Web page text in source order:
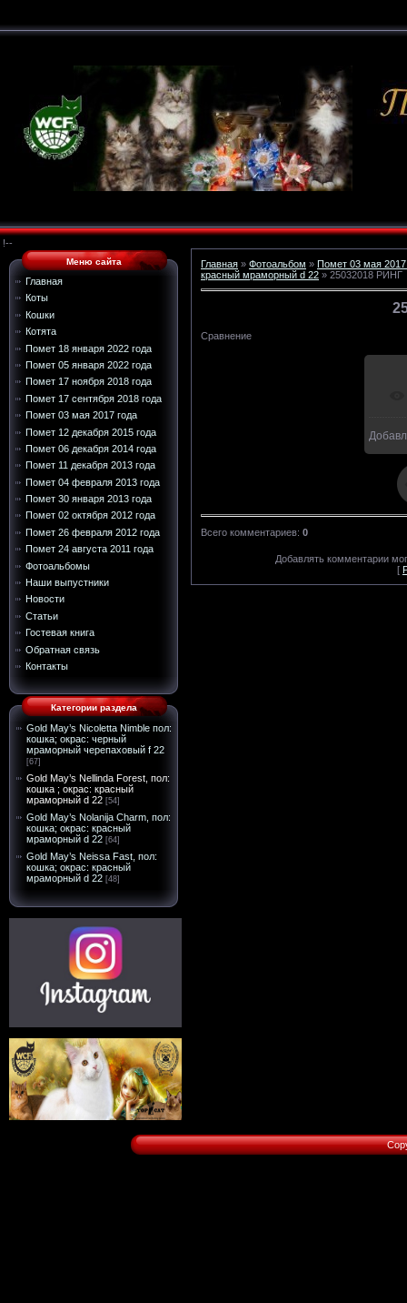
!--
Меню сайта
Главная
Коты
Кошки
Котята
Помет 18 января 2022 года
Помет 05 января 2022 года
Помет 17 ноября 2018 года
Помет 17 сентября 2018 года
Помет 03 мая 2017 года
Помет 12 декабря 2015 года
Помет 06 декабря 2014 года
Помет 11 декабря 2013 года
Помет 04 февраля 2013 года
Помет 30 января 2013 года
Помет 02 октября 2012 года
Помет 26 февраля 2012 года
Помет 24 августа 2011 года
Фотоальбомы
Наши выпустники
Новости
Статьи
Гостевая книга
Обратная связь
Контакты
Категории раздела
Gold May’s Nicoletta Nimble пол:
кошка; окрас: черный
мраморный черепаховый f 22
[67]
Gold May’s Nellinda Forest, пол:
кошка ; окрас: красный
мраморный d 22 [54]
Gold May’s Nolanija Charm, пол:
кошка; окрас: красный
мраморный d 22 [64]
Gold May’s Neissa Fast, пол:
кошка; окрас: красный
мраморный d 22 [48]
Главная » Фотоальбом » Помет 03 мая 2017
красный мраморный d 22 » 25032018 РИНГ
Сравнение
Всего комментариев: 0
Добавлять комментарии
[